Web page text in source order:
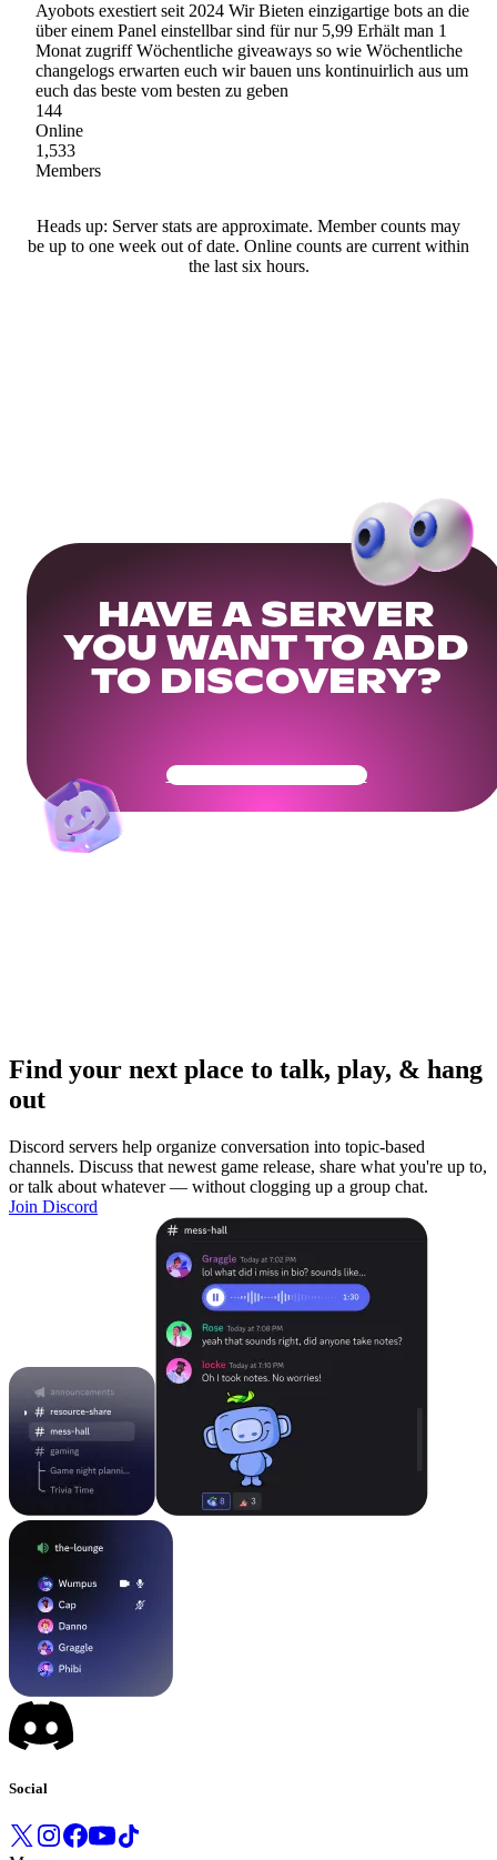
Ayobots exestiert seit 2024 Wir Bieten einzigartige bots an die
über einem Panel einstellbar sind für nur 5,99 Erhält man 1
Monat zugriff Wöchentliche giveaways so wie Wöchentliche
changelogs erwarten euch wir bauen uns kontinuirlich aus um
euch das beste vom besten zu geben
144
Online
1,533
Members
Heads up: Server stats are approximate. Member counts may
be up to one week out of date. Online counts are current within
the last six hours.
HAVE A SERVER
YOU WANT TO ADD
TO DISCOVERY?
Get Your Community Ready
Find your next place to talk, play, & hang
out
Discord servers help organize conversation into topic-based
channels. Discuss that newest game release, share what you're up to,
or talk about whatever — without clogging up a group chat.
Join Discord
Social